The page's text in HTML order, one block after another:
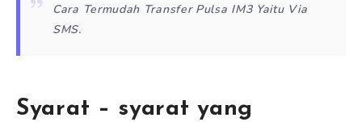
Cara Termudah Transfer Pulsa IM3 Yaitu Via
SMS.
Syarat – syarat yang